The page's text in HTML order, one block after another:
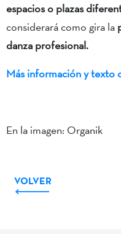
espacios o plazas
considerará como gira la
danza profesional.
Más información y texto
En la imagen: Organik
VOLVER